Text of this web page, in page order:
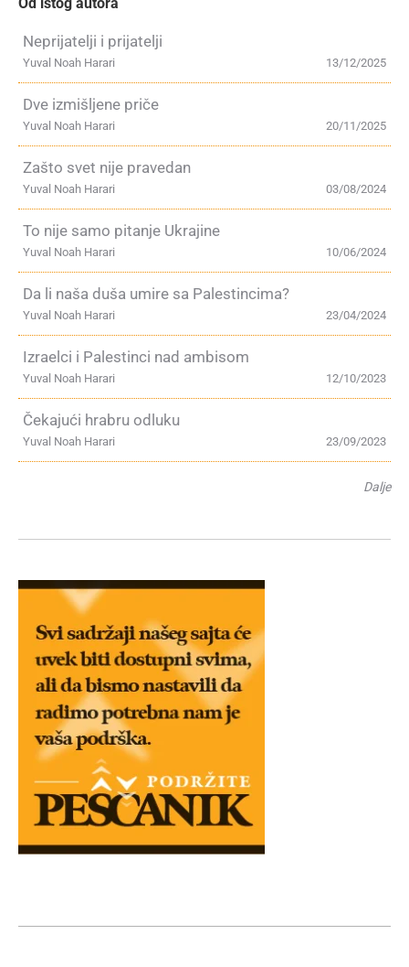
Neprijatelji i prijatelji
13/12/2025
Yuval Noah Harari
Dve izmišljene priče
20/11/2025
Yuval Noah Harari
Zašto svet nije pravedan
03/08/2024
Yuval Noah Harari
To nije samo pitanje Ukrajine
10/06/2024
Yuval Noah Harari
Da li naša duša umire sa Palestincima?
23/04/2024
Yuval Noah Harari
Izraelci i Palestinci nad ambisom
12/10/2023
Yuval Noah Harari
Čekajući hrabru odluku
23/09/2023
Yuval Noah Harari
Dalje